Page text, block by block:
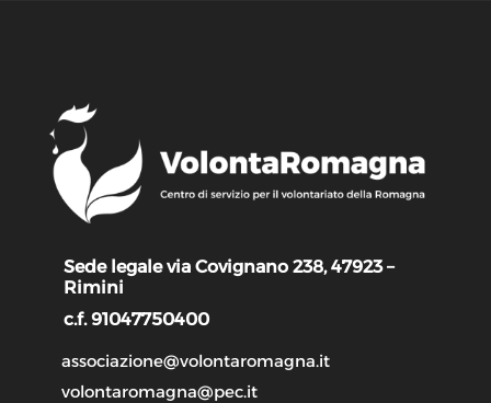
Sede legale via Covignano 238, 47923 –
Rimini
c.f. 91047750400
associazione@volontaromagna.it
volontaromagna@pec.it